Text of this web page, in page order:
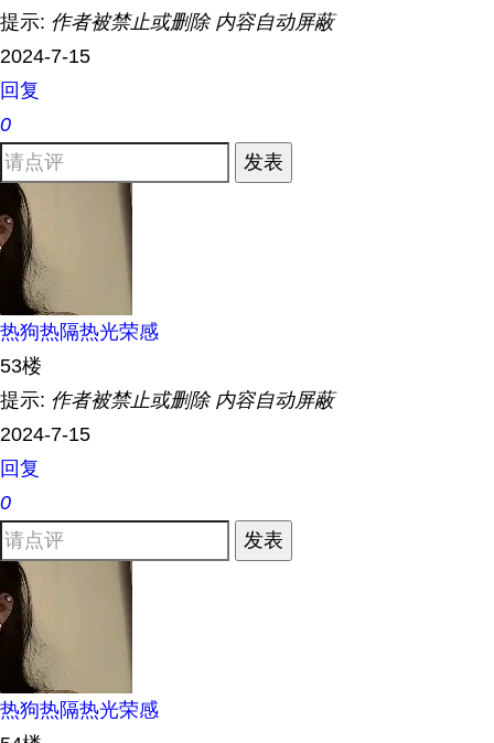
提示: 作者被禁止或删除 内容自动屏蔽
2024-7-15
回复
0
发表
热狗热隔热光荣感
53楼
提示: 作者被禁止或删除 内容自动屏蔽
2024-7-15
回复
0
发表
热狗热隔热光荣感